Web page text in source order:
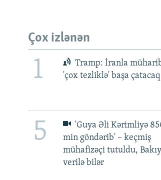
Çox izlənən
1
Tramp: İranla
'çox tezliklə' başa çatacaq
5
'Guya Əli Kərimliyə
min göndərib' – keçmiş
mühafizəçi tutuldu,
verilə bilər